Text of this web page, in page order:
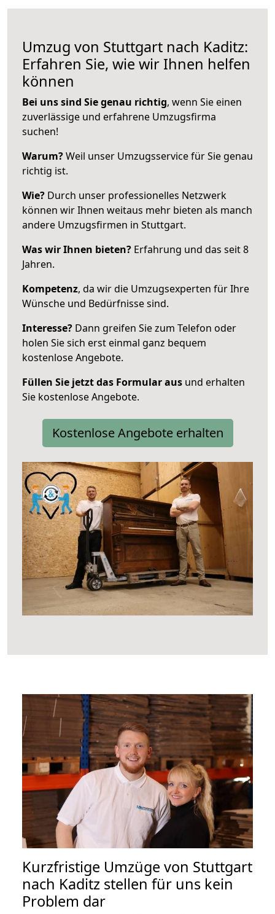
Umzug von Stuttgart nach Kaditz:
Erfahren Sie, wie wir Ihnen helfen
können
Bei uns sind Sie genau richtig, wenn Sie einen
zuverlässige und erfahrene Umzugsfirma
suchen!
Warum?Weil unser Umzugsservice für Sie genau
richtig ist.
Wie? Durch unser professionelles Netzwerk
können wir Ihnen weitaus mehr bieten als manch
andere Umzugsfirmen in Stuttgart.
Was wir Ihnen bieten? Erfahrung und das seit 8
Jahren.
Kompetenz, da wir die Umzugsexperten für Ihre
Wünsche und Bedürfnisse sind.
Interesse? Dann greifen Sie zum Telefon oder
holen Sie sich erst einmal ganz bequem
kostenlose Angebote.
Füllen Sie jetzt das Formular aus und erhalten
Sie kostenlose Angebote.
Kostenlose Angebote erhalten
Kurzfristige Umzüge von Stuttgart
nach Kaditz stellen für uns kein
Problem dar